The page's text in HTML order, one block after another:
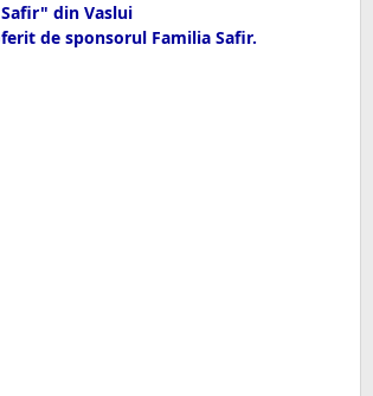
din Vaslui
de sponsorul Familia Safir.